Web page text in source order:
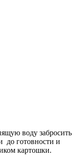
воду забросить
до готовности и
картошки.